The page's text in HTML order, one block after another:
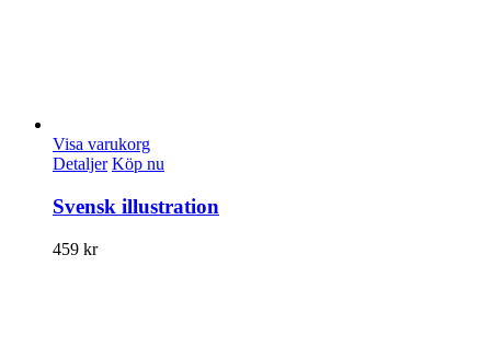
Visa varukorg
Detaljer Köp nu
Svensk illustration
459 kr